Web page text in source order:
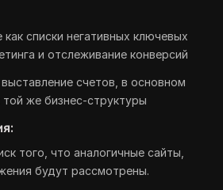
списки негативных ключевых
и отслеживание конверсий
счетов, в основном
же бизнес-структуры
того, что аналогичные сайты,
будут рассмотрены.